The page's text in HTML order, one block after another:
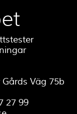
Väg 75b
27 99